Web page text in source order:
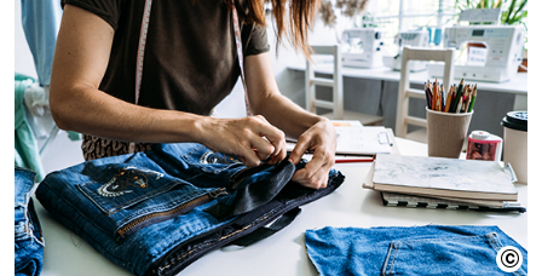
Hundegesundheit, Tierbedarf- und -pflege,
Hundeschulen und Hundezonen.
Mehr dazu
Linz-Termine